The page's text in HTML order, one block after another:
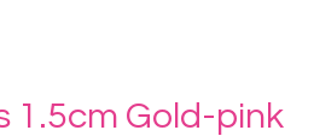
1.5cm Gold-pink